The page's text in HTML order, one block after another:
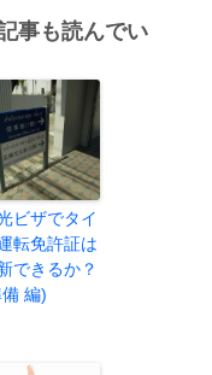
事も読んでい
ビザでタイ
転免許証は
できるか？
編)